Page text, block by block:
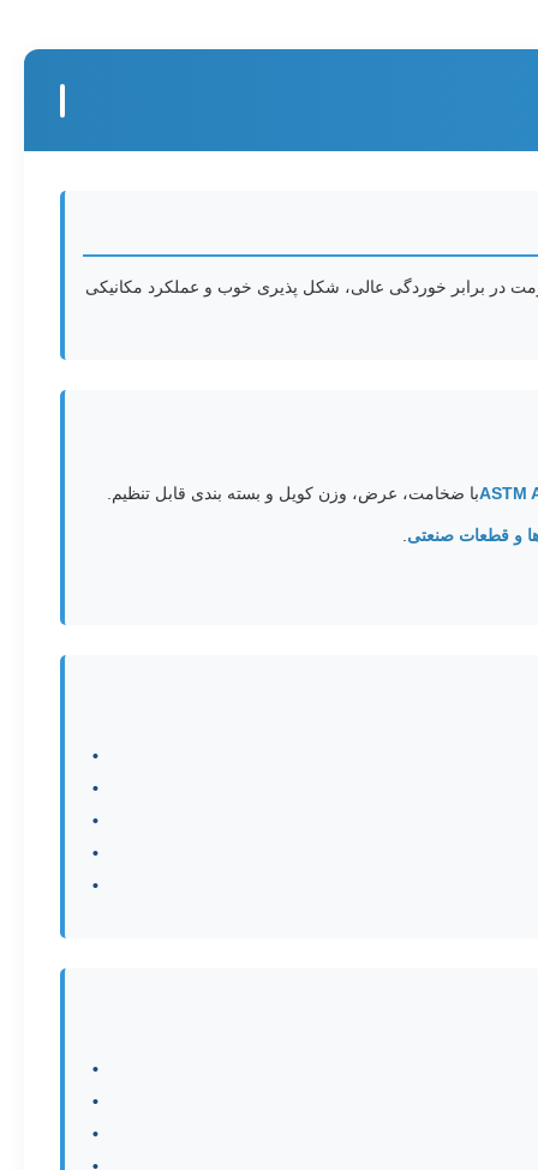
در برابر خوردگی عالی، شکل پذیری خوب و عملکرد مکانیکی
با ضخامت، عرض، وزن کویل و بسته بندی قابل تنظیم.
و قطعات صنعتی